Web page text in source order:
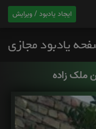
ایجاد یادبود / ویرایش
ملک زاده